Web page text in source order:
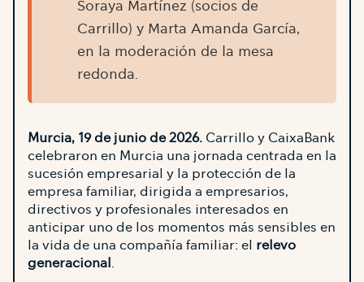
Soraya Martínez (socios de
Carrillo) y Marta Amanda García,
en la moderación de la mesa
redonda.
Murcia, 19 de junio de 2026. Carrillo y CaixaBank
celebraron en Murcia una jornada centrada en la
sucesión empresarial y la protección de la
empresa familiar, dirigida a empresarios,
directivos y profesionales interesados en
anticipar uno de los momentos más sensibles en
la vida de una compañía familiar: el relevo
generacional.